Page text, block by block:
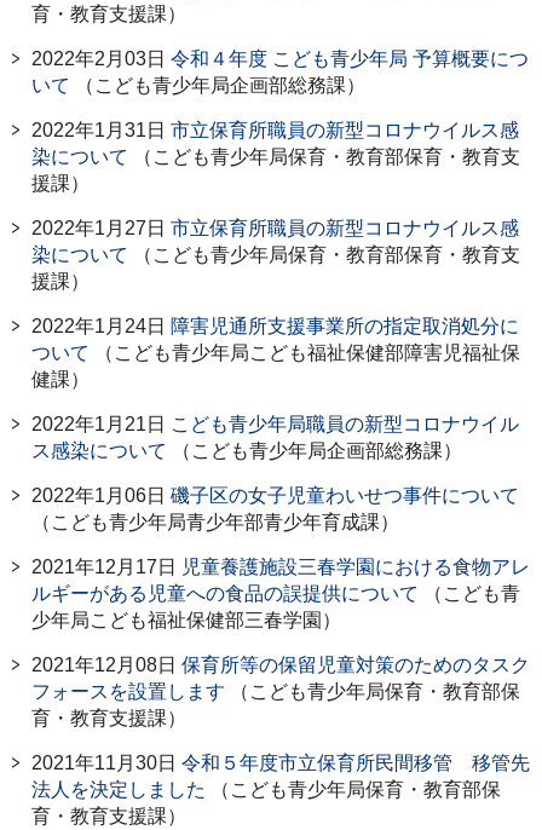
育・教育支援課）
2022年2月03日 令和４年度 こども青少年局 予算概要につ
いて
（こども青少年局企画部総務課）
2022年1月31日 市立保育所職員の新型コロナウイルス感
染について
（こども青少年局保育・教育部保育・教育支
援課）
2022年1月27日 市立保育所職員の新型コロナウイルス感
染について
（こども青少年局保育・教育部保育・教育支
援課）
2022年1月24日 障害児通所支援事業所の指定取消処分に
ついて
（こども青少年局こども福祉保健部障害児福祉保
健課）
2022年1月21日 こども青少年局職員の新型コロナウイル
ス感染について
（こども青少年局企画部総務課）
2022年1月06日 磯子区の女子児童わいせつ事件について
（こども青少年局青少年部青少年育成課）
2021年12月17日
児童養護施設三春学園における食物アレ
ルギーがある児童への食品の誤提供について
（こども青
少年局こども福祉保健部三春学園）
2021年12月08日 保育所等の保留児童対策のためのタスク
フォースを設置します （こども青少年局保育・教育部保
育・教育支援課）
2021年11月30日 令和５年度市立保育所民間移管 移管先
法人を決定しました
（こども青少年局保育・教育部保
育・教育支援課）